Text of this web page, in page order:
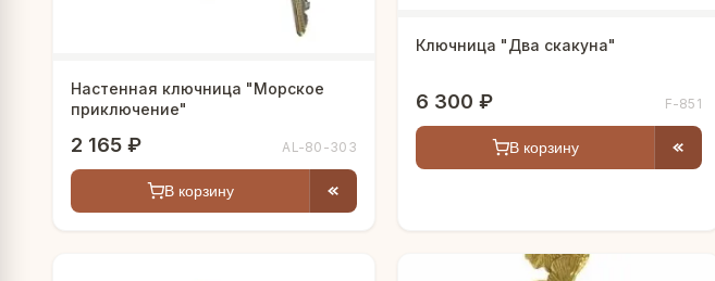
Настенная ключница "Морское
приключение"
2 165 ₽ AL-80-303
В корзину
Ключница "Два скакуна"
6 300 ₽ F-851
В корзину